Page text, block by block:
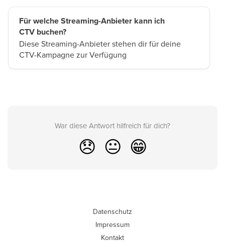
Für welche Streaming-Anbieter kann ich
CTV buchen?
Diese Streaming-Anbieter stehen dir für deine
CTV-Kampagne zur Verfügung
War diese Antwort hilfreich für dich?
😞 😐 😁
Datenschutz
Impressum
Kontakt